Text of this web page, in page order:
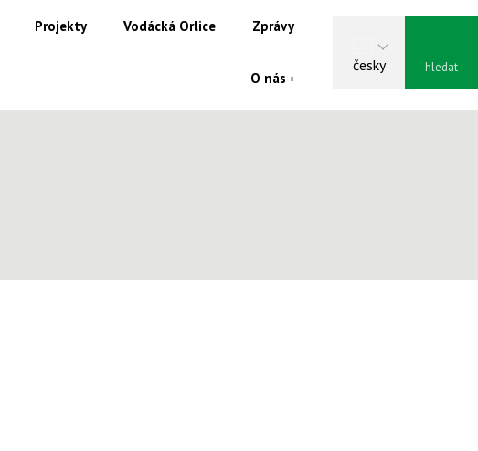
Projekty Vodácká Orlice Zprávy
O nás
česky